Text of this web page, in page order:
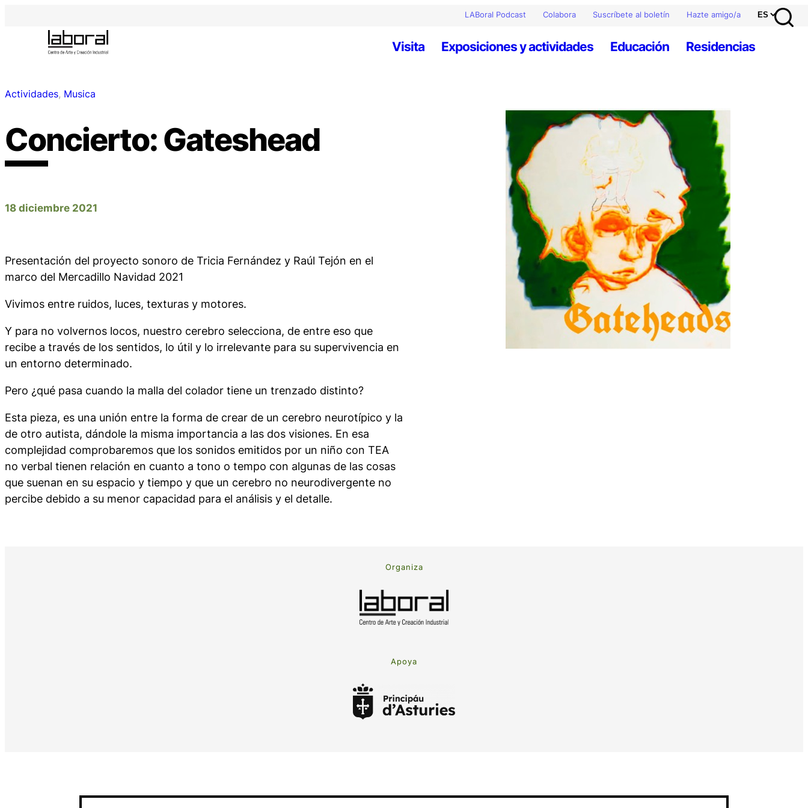
LABoral Podcast Colabora Suscríbete al boletín Hazte amigo/a
Visita Exposiciones y actividades Educación Residencias
Actividades, Musica
Concierto: Gateshead
18 diciembre 2021
Presentación del proyecto sonoro de Tricia Fernández y Raúl Tejón en el
marco del Mercadillo Navidad 2021
Vivimos entre ruidos, luces, texturas y motores.
Y para no volvernos locos, nuestro cerebro selecciona, de entre eso que
recibe a través de los sentidos, lo útil y lo irrelevante para su supervivencia en
un entorno determinado.
Pero ¿qué pasa cuando la malla del colador tiene un trenzado distinto?
Esta pieza, es una unión entre la forma de crear de un cerebro neurotípico y la
de otro autista, dándole la misma importancia a las dos visiones. En esa
complejidad comprobaremos que los sonidos emitidos por un niño con TEA
no verbal tienen relación en cuanto a tono o tempo con algunas de las cosas
que suenan en su espacio y tiempo y que un cerebro no neurodivergente no
percibe debido a su menor capacidad para el análisis y el detalle.
Organiza
Apoya